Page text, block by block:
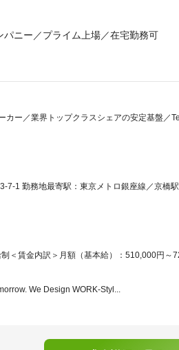
パニー／プライム上場／在宅勤務可
カー／業界トップクラスシェアの安定基盤／
1 勤務地最寄駅：東京メトロ銀座線／京橋駅
＜賃金内訳＞月額（基本給）：510,000円～
We Design WORK-Styl...